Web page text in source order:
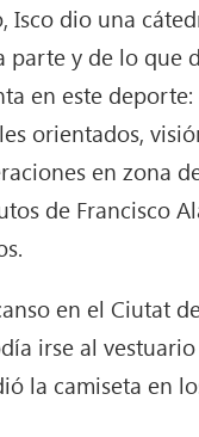
Isco dio una
parte y de lo que
en este
orientados,
en zona
de Francisco
en el Ciutat
irse al
la camiseta en